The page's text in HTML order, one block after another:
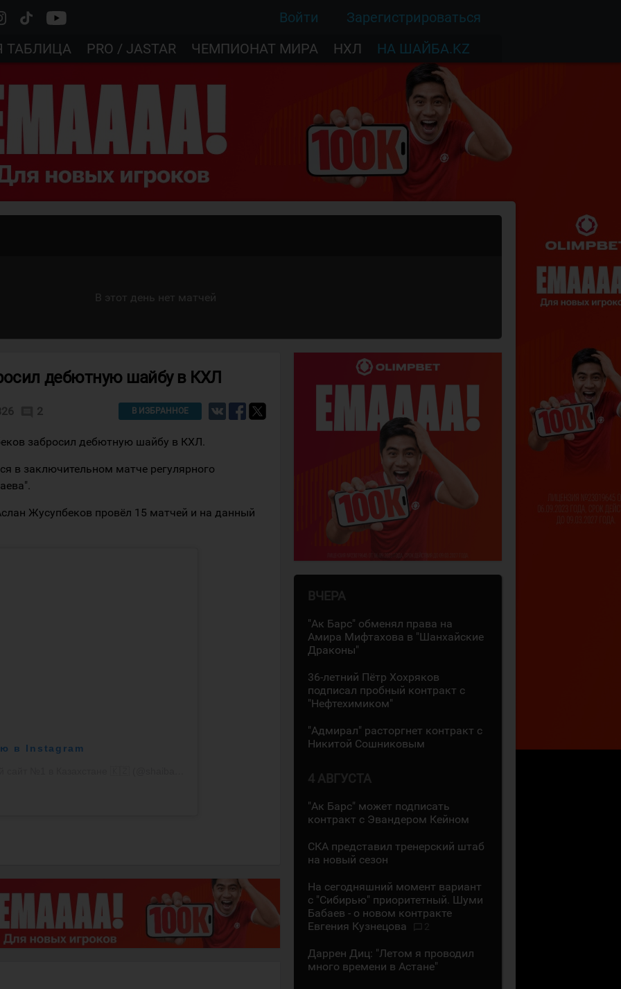
Войти
Зарегистрироваться
ТАБЛИЦА PRO / JASTAR ЧЕМПИОНАТ МИРА НХЛ НА ШАЙБА.KZ
В этот день нет матчей
дебютную шайбу в КХЛ
2 В ИЗБРАННОЕ
забросил дебютную шайбу в КХЛ.
в заключительном матче регулярного
Жусупбеков провёл 15 матчей и на данный
в Instagram
ВЧЕРА
"Ак Барс" обменял права на
Амира Мифтахова в "Шанхайские
Драконы"
36-летний Пётр Хохряков
подписал пробный контракт с
"Нефтехимиком"
"Адмирал" расторгнет контракт с
Никитой Сошниковым
4 АВГУСТА
"Ак Барс" может подписать
контракт с Эвандером Кейном
СКА представил тренерский штаб
на новый сезон
На сегодняшний момент вариант
с "Сибирью" приоритетный. Шуми
Бабаев - о новом контракте
Евгения Кузнецова
Даррен Диц: "Летом я проводил
много времени в Астане"